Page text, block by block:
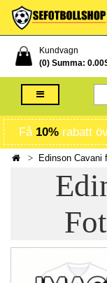
Kundvagn
(0) Summa:
Få 10% rabatt
Edinson Cavani